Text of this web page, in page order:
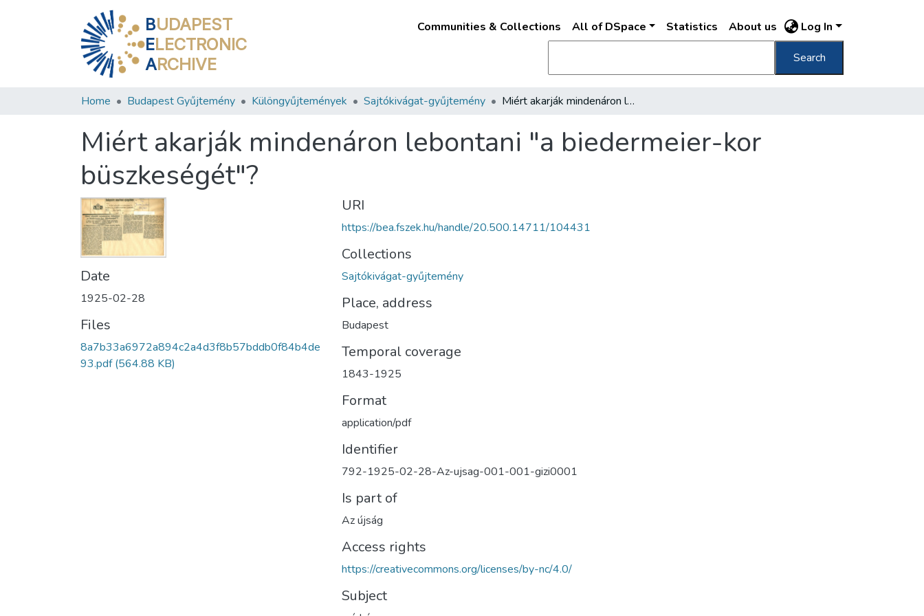
BUDAPEST
ELECTRONIC
ARCHIVE
Communities & Collections All of DSpace Statistics About us Log In
Search
Home Budapest Gyűjtemény Különgyűjtemények Sajtókivágat-gyűjtemény Miért akarják mindenáron lebontani "a biedermeier-kor büszkeségét"?
Miért akarják mindenáron lebontani "a biedermeier-kor
büszkeségét"?
Date
1925-02-28
Files
8a7b33a6972a894c2a4d3f8b57bddb0f84b4de
93.pdf(564.88 KB)
URI
https://bea.fszek.hu/handle/20.500.14711/104431
Collections
Sajtókivágat-gyűjtemény
Place, address
Budapest
Temporal coverage
1843-1925
Format
application/pdf
Identifier
792-1925-02-28-Az-ujsag-001-001-gizi0001
Is part of
Az újság
Access rights
https://creativecommons.org/licenses/by-nc/4.0/
Subject